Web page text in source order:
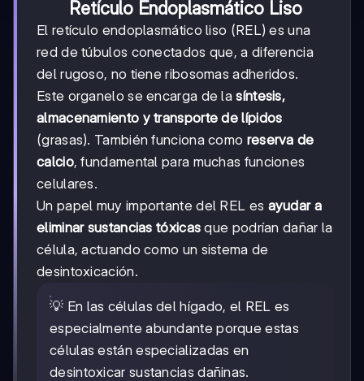
Retículo Endoplasmático Liso
El retículo endoplasmático liso (REL) es una
red de túbulos conectados que, a diferencia
del rugoso, no tiene ribosomas adheridos.
Este organelo se encarga de lasíntesis,
almacenamiento y transporte de lípidos
(grasas). También funciona como reserva de
calcio, fundamental para muchas funciones
celulares.
Un papel muy importante del REL es ayudar a
eliminar sustancias tóxicas que podrían dañar la
célula, actuando como un sistema de
desintoxicación.
💡 En las células del hígado, el REL es
especialmente abundante porque estas
células están especializadas en
desintoxicar sustancias dañinas.